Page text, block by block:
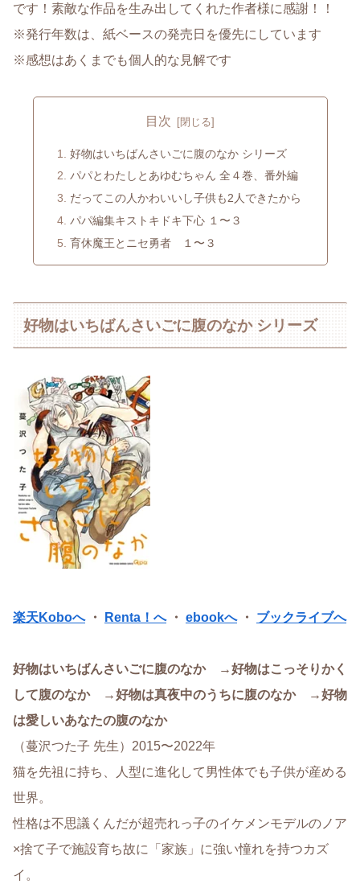
です！素敵な作品を生み出してくれた作者様に感謝！！
※発行年数は、紙ベースの発売日を優先にしています
※感想はあくまでも個人的な見解です
目次
好物はいちばんさいごに腹のなか シリーズ
パパとわたしとあゆむちゃん 全４巻、番外編
だってこの人かわいいし子供も2人できたから
パパ編集キストキドキ下心 １〜３
育休魔王とニセ勇者 １〜３
好物はいちばんさいごに腹のなか シリーズ
楽天Koboへ・ Renta！へ・ ebookへ・ ブックライブへ
好物はいちばんさいごに腹のなか →好物はこっそりかく
して腹のなか →好物は真夜中のうちに腹のなか →好物
は愛しいあなたの腹のなか
（蔓沢つた子 先生）2015〜2022年
猫を先祖に持ち、人型に進化して男性体でも子供が産める
世界。
性格は不思議くんだが超売れっ子のイケメンモデルのノア
×捨て子で施設育ち故に「家族」に強い憧れを持つカズ
イ。